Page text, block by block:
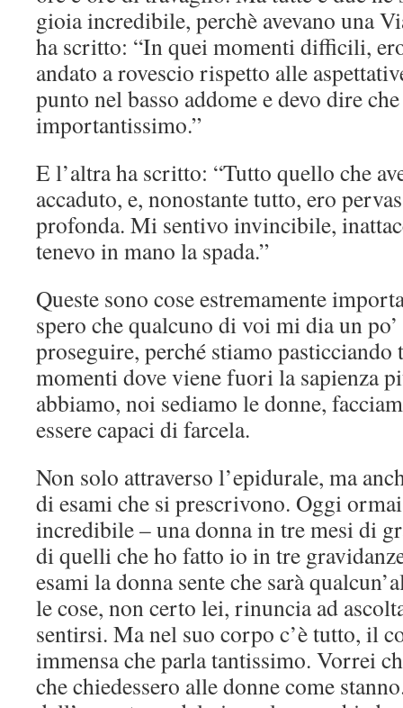
gioia incredibile, perchè avevano una
ha scritto: “In quei momenti difficili,
andato a rovescio rispetto alle
punto nel basso addome e devo dire
importantissimo.”
E l’altra ha scritto: “Tutto quello che
accaduto, e, nonostante tutto, ero
profonda. Mi sentivo invincibile,
tenevo in mano la spada.”
Queste sono cose estremamente
spero che qualcuno di voi mi dia un
proseguire, perché stiamo
momenti dove viene fuori la sapienza
abbiamo, noi sediamo le donne,
essere capaci di farcela.
Non solo attraverso l’epidurale, ma
di esami che si prescrivono. Oggi
incredibile – una donna in tre mesi di
di quelli che ho fatto io in tre
esami la donna sente che sarà
le cose, non certo lei, rinuncia ad
sentirsi. Ma nel suo corpo c’è tutto, il
immensa che parla tantissimo. Vorrei
che chiedessero alle donne come